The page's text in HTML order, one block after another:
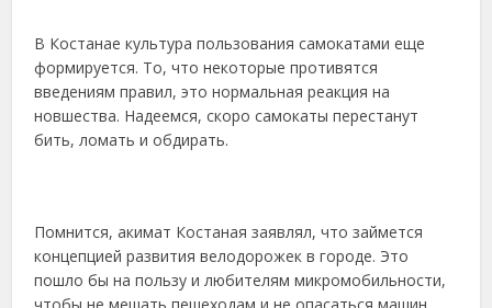
В Костанае культура пользования самокатами еще
формируется. То, что некоторые противятся
введениям правил, это нормальная реакция на
новшества. Надеемся, скоро самокаты перестанут
бить, ломать и обдирать.
Помнится, акимат Костаная заявлял, что займется
концепцией развития велодорожек в городе. Это
пошло бы на пользу и любителям микромобильности,